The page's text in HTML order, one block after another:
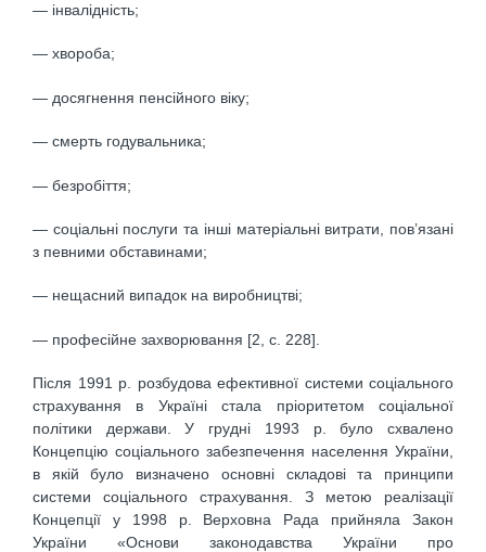
— інвалідність;
— хвороба;
— досягнення пенсійного віку;
— смерть годувальника;
— безробіття;
— соціальні послуги та інші матеріальні витрати, пов’язані
з певними обставинами;
— нещасний випадок на виробництві;
— професійне захворювання [2, с. 228].
Після 1991 р. розбудова ефективної системи соціального
страхування в Україні стала пріоритетом соціальної
політики держави. У грудні 1993 р. було схвалено
Концепцію соціального забезпечення населення України,
в якій було визначено основні складові та принципи
системи соціального страхування. З метою реалізації
Концепції у 1998 р. Верховна Рада прийняла Закон
України «Основи законодавства України про